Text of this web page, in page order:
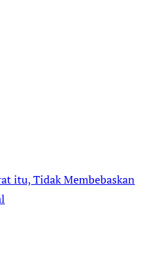
itu, Tidak Membebaskan